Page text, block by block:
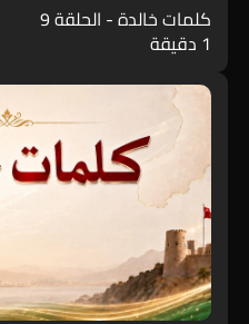
كلمات خالدة - الحلقة 9
1 دقيقة